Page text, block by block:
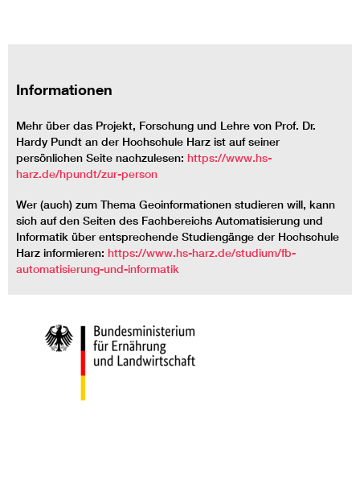
Informationen
Mehr über das Projekt, Forschung und Lehre von Prof. Dr.
Hardy Pundt an der Hochschule Harz ist auf seiner
persönlichen Seite nachzulesen: https://www.hs-
harz.de/hpundt/zur-person
Wer (auch) zum Thema Geoinformationen studieren will, kann
sich auf den Seiten des Fachbereichs Automatisierung und
Informatik über entsprechende Studiengänge der Hochschule
Harz informieren: https://www.hs-harz.de/studium/fb-
automatisierung-und-informatik